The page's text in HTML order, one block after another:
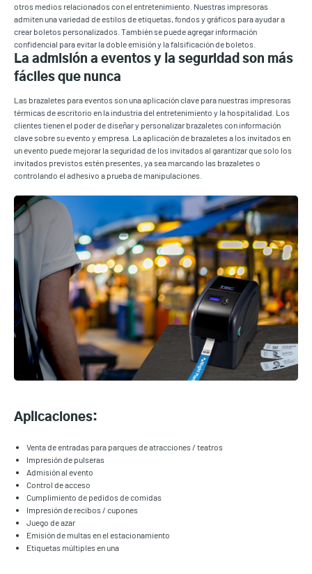
otros medios relacionados con el entretenimiento. Nuestras impresoras
admiten una variedad de estilos de etiquetas, fondos y gráficos para ayudar a
crear boletos personalizados. También se puede agregar información
confidencial para evitar la doble emisión y la falsificación de boletos.
La admisión a eventos y la seguridad son más
fáciles que nunca
Las brazaletes para eventos son una aplicación clave para nuestras impresoras
térmicas de escritorio en la industria del entretenimiento y la hospitalidad. Los
clientes tienen el poder de diseñar y personalizar brazaletes con información
clave sobre su evento y empresa. La aplicación de brazaletes a los invitados en
un evento puede mejorar la seguridad de los invitados al garantizar que solo los
invitados previstos estén presentes, ya sea marcando las brazaletes o
controlando el adhesivo a prueba de manipulaciones.
Aplicaciones:
Venta de entradas para parques de atracciones / teatros
Impresión de pulseras
Admisión al evento
Control de acceso
Cumplimiento de pedidos de comidas
Impresión de recibos / cupones
Juego de azar
Emisión de multas en el estacionamiento
Etiquetas múltiples en una